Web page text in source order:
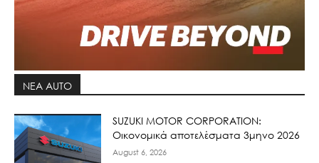
ΝΕΑ AUTO
SUZUKI MOTOR CORPORATION:
Οικονομικά αποτελέσματα 3μηνο 2026
August 6, 2026